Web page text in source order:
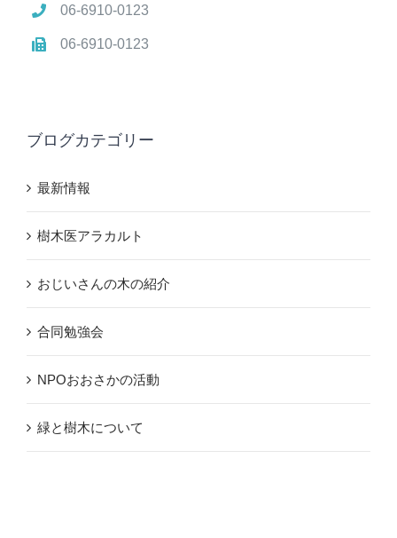
06-6910-0123
06-6910-0123
ブログカテゴリー
最新情報
樹木医アラカルト
おじいさんの木の紹介
合同勉強会
NPOおおさかの活動
緑と樹木について